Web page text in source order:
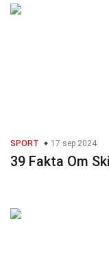
SPORT 17 sep 2024
39 Fakta Om